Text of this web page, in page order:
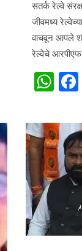
सतर्क रेल्वे
जीवमध्य
वाचवून आपले
रेल्वेचे
W
at
s
A
p
o